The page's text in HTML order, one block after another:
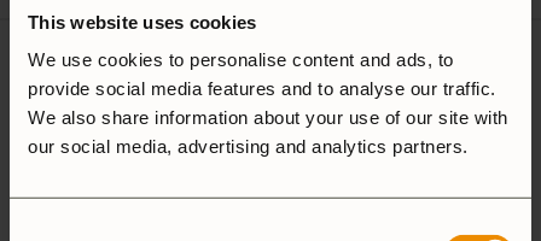
This website uses cookies
We use cookies to personalise content and ads, to
provide social media features and to analyse our traffic.
We also share information about your use of our site with
our social media, advertising and analytics partners.
4 recensioner avWool fodral
Kaffepanna Large